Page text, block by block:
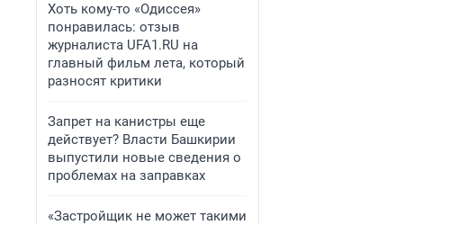
Хоть кому-то «Одиссея»
понравилась: отзыв
журналиста UFA1.RU на
главный фильм лета, который
разносят критики
Запрет на канистры еще
действует? Власти Башкирии
выпустили новые сведения о
проблемах на заправках
«Застройщик не может такими